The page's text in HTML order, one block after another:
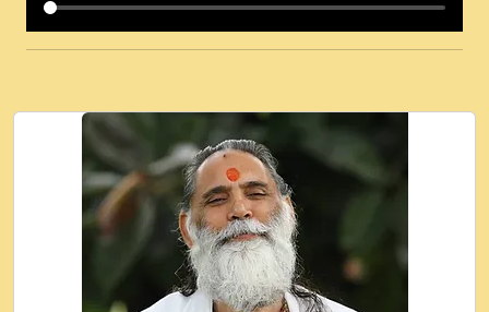
कई पकड क मर हथ र मह वदवन पहच दय! मह जन
Ki - Krishna Bhajan - New Bhajan 2020
#Ishwar Bhakti.mp3
जब से गीता ज्ञान पाया मैं बड़ी मस्ती में हूँ । 2018 -
Rishikesh - Ratan Ji Rasik.mp3
तन हल दल द सनव मड उतत सर रख क, नल रव त
गल लग जव त सर उतत हथ रख द!.mp3